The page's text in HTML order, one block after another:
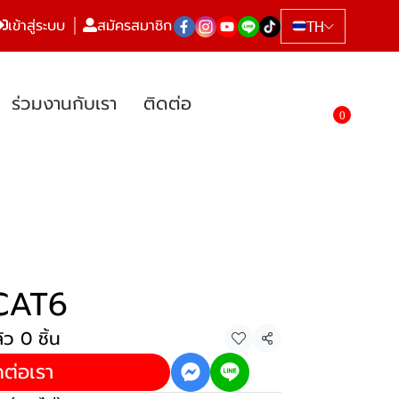
เข้าสู่ระบบ สมัครสมาชิก TH
ร่วมงานกับเรา
ติดต่อ
0
ว 0 ชิ้น
แชร์
อเรา